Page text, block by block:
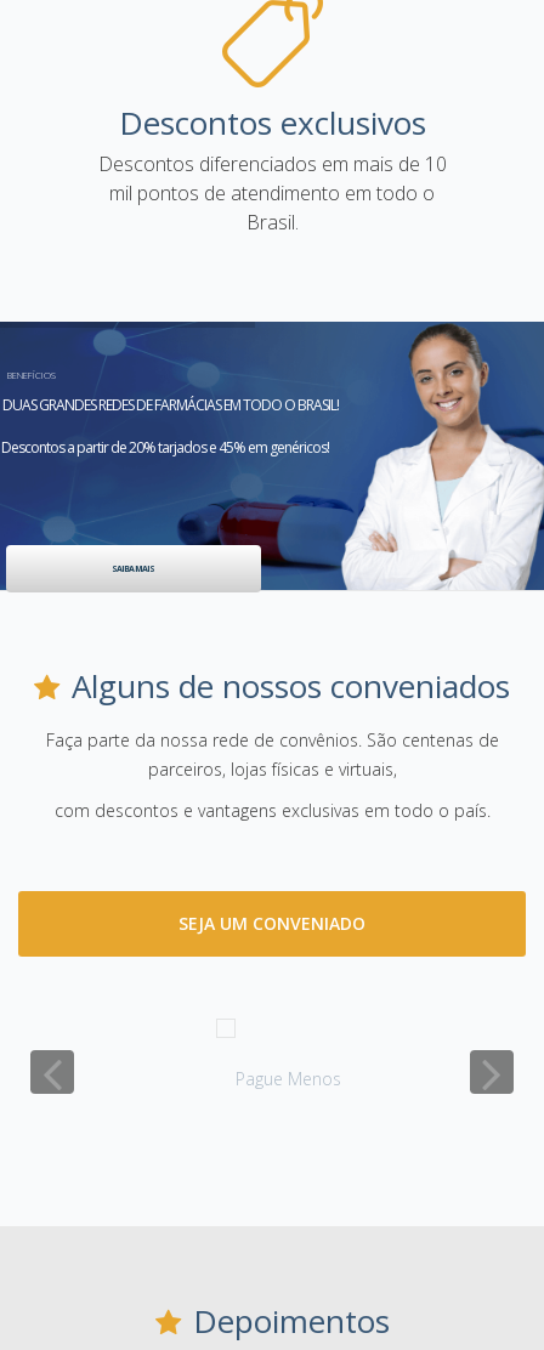
Descontos exclusivos
Descontos diferenciados em mais de 10
mil pontos de atendimento em todo o
Brasil.
BENEFÍCIOS
DUAS GRANDES REDES DE FARMÁCIAS EM TODO O BRASIL!
Descontos a partir de 20% tarjados e 45% em genéricos!
SAIBA MAIS
Alguns de nossos conveniados
Faça parte da nossa rede de convênios. São centenas de
parceiros, lojas físicas e virtuais,
com descontos e vantagens exclusivas em todo o país.
SEJA UM CONVENIADO
Depoimentos